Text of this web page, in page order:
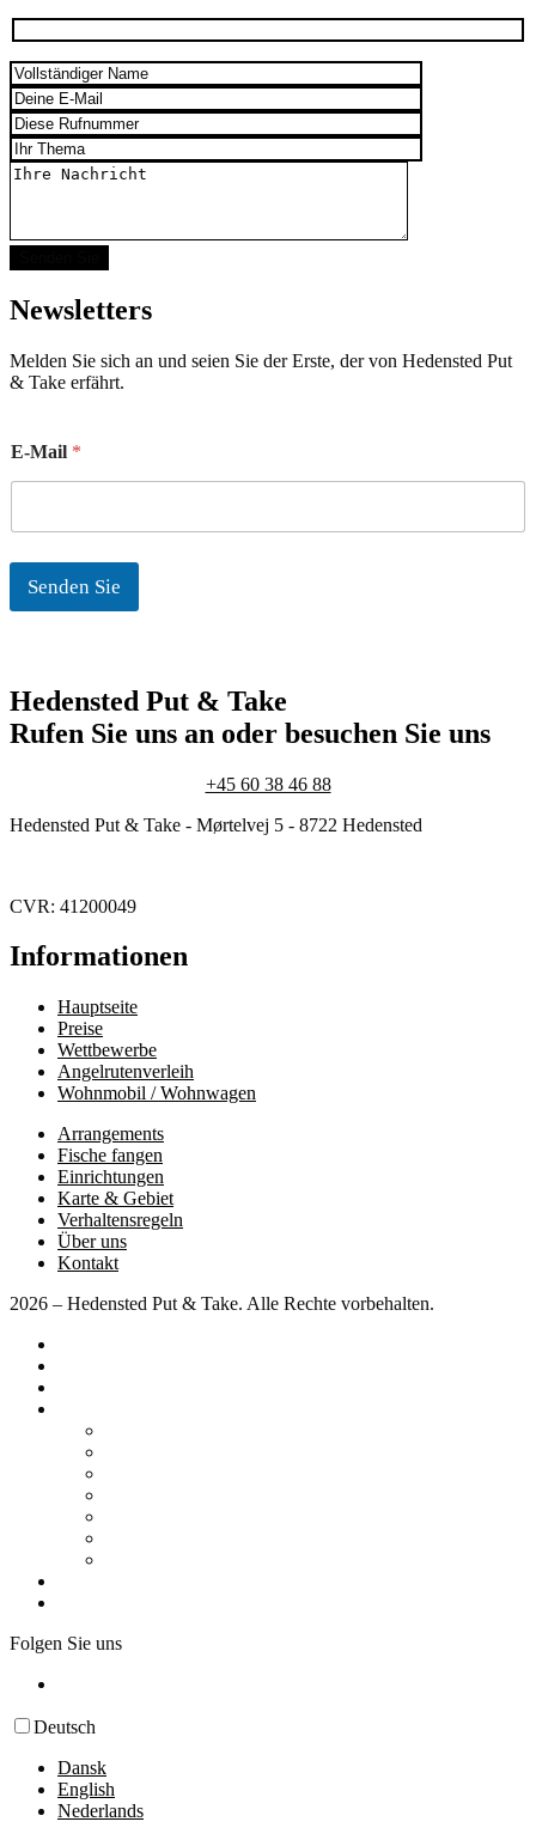
Newsletters
Melden Sie sich an und seien Sie der Erste, der von Hedensted Put
& Take erfährt.
-
M
E-Mail *
Senden Sie
Hedensted Put & Take
Rufen Sie uns an oder besuchen Sie uns
+45 60 38 46 88
Hedensted Put & Take - Mørtelvej 5 - 8722 Hedensted
CVR: 41200049
Informationen
Hauptseite
Preise
Wettbewerbe
Angelrutenverleih
Wohnmobil / Wohnwagen
Arrangements
Fische fangen
Einrichtungen
Karte & Gebiet
Verhaltensregeln
Über uns
Kontakt
2026 – Hedensted Put & Take. Alle Rechte vorbehalten.
Folgen Sie uns
Deutsch
Dansk
English
Nederlands